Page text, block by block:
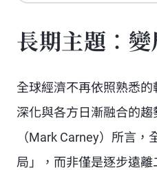
長期主題：
全球經濟不再依照熟悉
深化與各方日漸融合的
（Mark Carney）所言，
局」，而非僅是逐步遠